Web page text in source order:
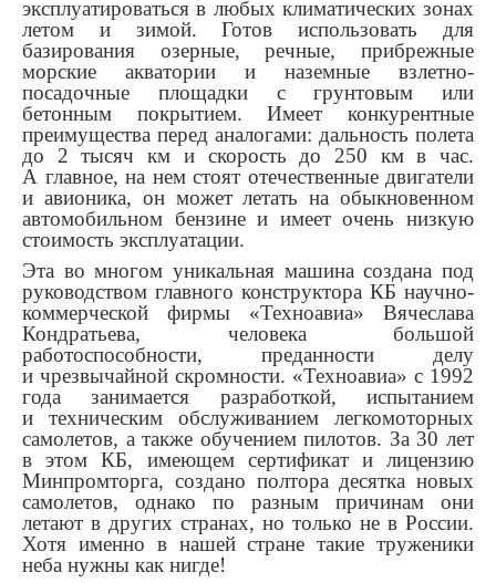
эксплуатироваться в любых климатических зонах
летом и зимой. Готов использовать для
базирования озерные, речные, прибрежные
морские акватории и наземные взлетно-
посадочные площадки с грунтовым или
бетонным покрытием. Имеет конкурентные
преимущества перед аналогами: дальность полета
до 2 тысяч км и скорость до 250 км в час.
А главное, на нем стоят отечественные двигатели
и авионика, он может летать на обыкновенном
автомобильном бензине и имеет очень низкую
стоимость эксплуатации.
Эта во многом уникальная машина создана под
руководством главного конструктора КБ научно-
коммерческой фирмы «Техноавиа» Вячеслава
Кондратьева, человека большой
работоспособности, преданности делу
и чрезвычайной скромности. «Техноавиа» с 1992
года занимается разработкой, испытанием
и техническим обслуживанием легкомоторных
самолетов, а также обучением пилотов. За 30 лет
в этом КБ, имеющем сертификат и лицензию
Минпромторга, создано полтора десятка новых
самолетов, однако по разным причинам они
летают в других странах, но только не в России.
Хотя именно в нашей стране такие труженики
неба нужны как нигде!